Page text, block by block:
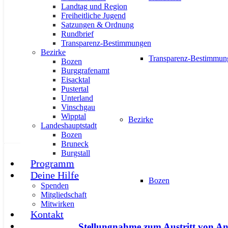
Transparenz-
Bezirke
Bozen
Landtag und Region
Freiheitliche Jugend
Satzungen & Ordnung
Rundbrief
Transparenz-Bestimmungen
Bezirke
Bozen
Burggrafenamt
Eisacktal
Pustertal
Unterland
Vinschgau
Wipptal
Landeshauptstadt
Bozen
Bruneck
Burgstall
Programm
Deine Hilfe
Spenden
Mitgliedschaft
Mitwirken
Kontakt
April-Sitzung im GR-Kaltern:
3. Mai 2024
AKTUELLPRESSEPRESSEMITTEILUNGEN